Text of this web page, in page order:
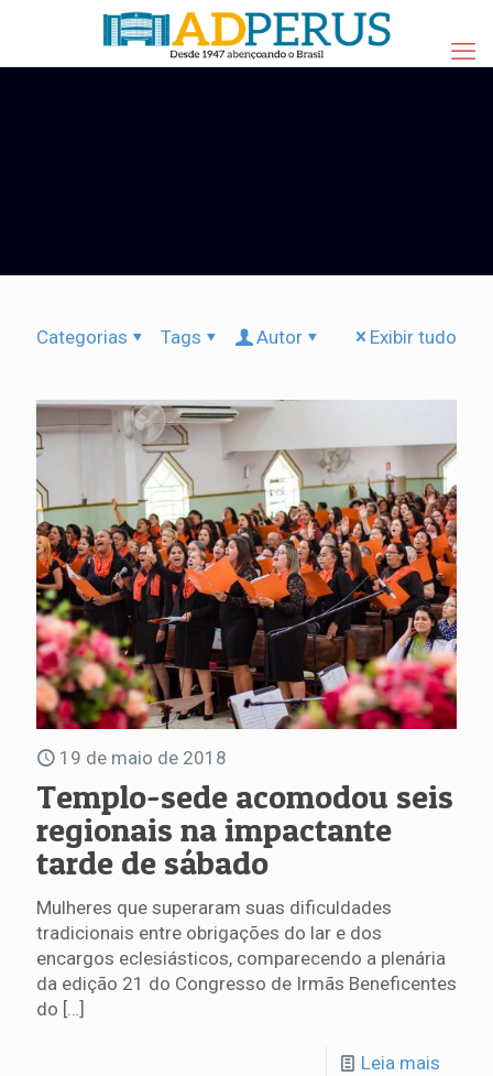
Categorias Tags Autor Exibir tudo
19 de maio de 2018
Templo-sede acomodou seis
regionais na impactante
tarde de sábado
Mulheres que superaram suas dificuldades
tradicionais entre obrigações do lar e dos
encargos eclesiásticos, comparecendo a plenária
da edição 21 do Congresso de Irmãs Beneficentes
do […]
Leia mais